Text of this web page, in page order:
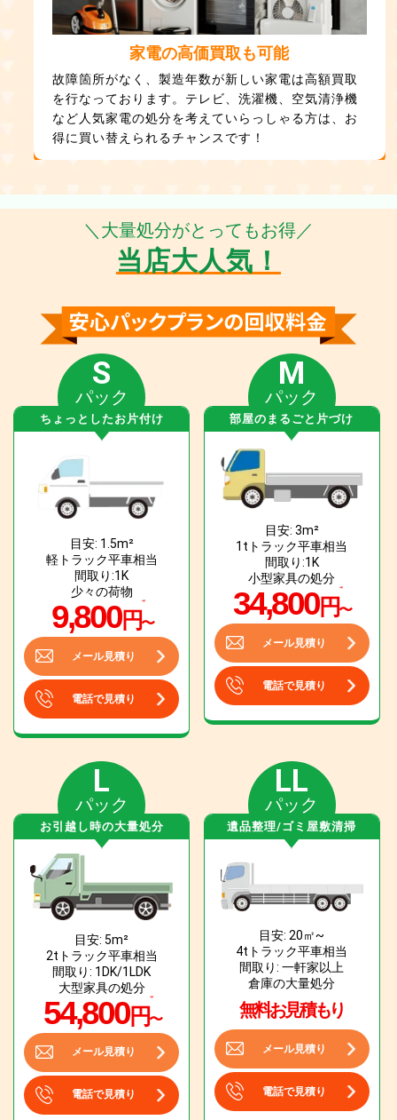
家電の高価買取も可能
故障箇所がなく、製造年数が新しい家電は高額買取
を行なっております。テレビ、洗濯機、空気清浄機
など人気家電の処分を考えていらっしゃる方は、お
得に買い替えられるチャンスです！
＼大量処分がとってもお得／
当店大人気！
S
パック
ちょっとしたお片付け
目安: 1.5m²
軽トラック平車相当
間取り:1K
少々の荷物
9,800円〜
メール見積り
電話で見積り
M
パック
部屋のまるごと片づけ
目安: 3m²
1tトラック平車相当
間取り:1K
小型家具の処分
34,800円〜
メール見積り
電話で見積り
L
パック
お引越し時の大量処分
目安: 5m²
2tトラック平車相当
間取り: 1DK/1LDK
大型家具の処分
54,800円〜
メール見積り
電話で見積り
LL
パック
遺品整理/ゴミ屋敷清掃
目安: 20㎡~
4tトラック平車相当
間取り: 一軒家以上
倉庫の大量処分
無料お見積もり
メール見積り
電話で見積り